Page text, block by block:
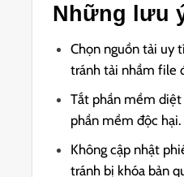
Những lưu
Chọn nguồn tải uy
tránh tải nhầm file
Tắt phần mềm
phần mềm độc
Không cập nhật
tránh bị khóa bản